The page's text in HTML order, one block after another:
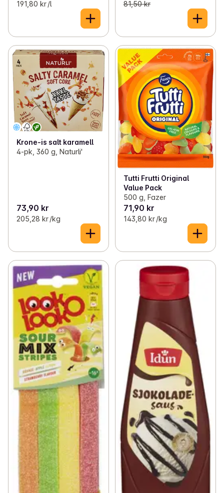
191,80 kr /l 81,50 kr
Krone-is salt karamell
4-pk, 360 g, Naturli'
73,90 kr
205,28 kr /kg
Tutti Frutti Original
Value Pack
500 g, Fazer
71,90 kr
143,80 kr /kg